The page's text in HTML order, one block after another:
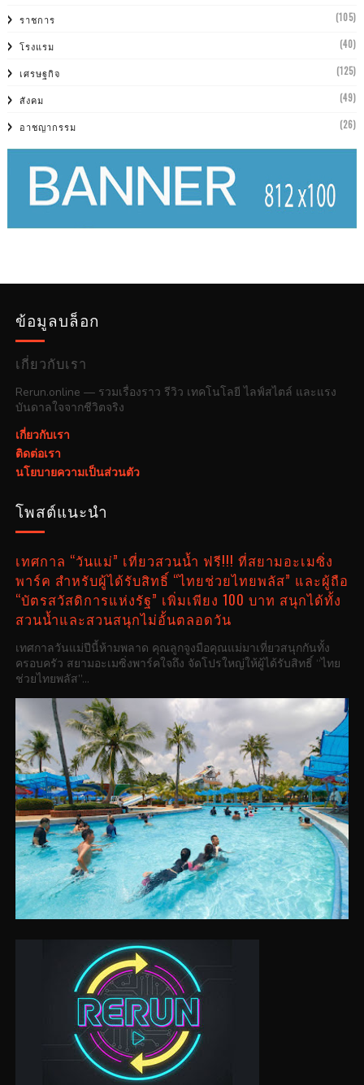
ราชการ (105)
โรงแรม (40)
เศรษฐกิจ (125)
สังคม (49)
อาชญากรรม (26)
ข้อมูลบล็อก
เกี่ยวกับเรา
Rerun.online — รวมเรื่องราว รีวิว เทคโนโลยี ไลฟ์สไตล์ และแรง
บันดาลใจจากชีวิตจริง
เกี่ยวกับเรา
ติดต่อเรา
นโยบายความเป็นส่วนตัว
โพสต์แนะนำ
เทศกาล “วันแม่” เที่ยวสวนน้ำ ฟรี!!! ที่สยามอะเมซิ่ง
พาร์ค สำหรับผู้ได้รับสิทธิ์ “ไทยช่วยไทยพลัส” และผู้ถือ
“บัตรสวัสดิการแห่งรัฐ” เพิ่มเพียง 100 บาท สนุกได้ทั้ง
สวนน้ำและสวนสนุกไม่อั้นตลอดวัน
เทศกาลวันแม่ปีนี้ห้ามพลาด คุณลูกจูงมือคุณแม่มาเที่ยวสนุกกันทั้ง
ครอบครัว สยามอะเมซิ่งพาร์คใจถึง จัดโปรใหญ่ให้ผู้ได้รับสิทธิ์ “ไทย
ช่วยไทยพลัส”...